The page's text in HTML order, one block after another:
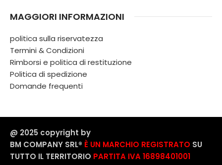
MAGGIORI INFORMAZIONI
politica sulla riservatezza
Termini & Condizioni
Rimborsi e politica di restituzione
Politica di spedizione
Domande frequenti
@ 2025 copyright by
BM COMPANY SRL®️ È UN MARCHIO REGISTRATO SU
TUTTO IL TERRITORIO PARTITA IVA 16898401001